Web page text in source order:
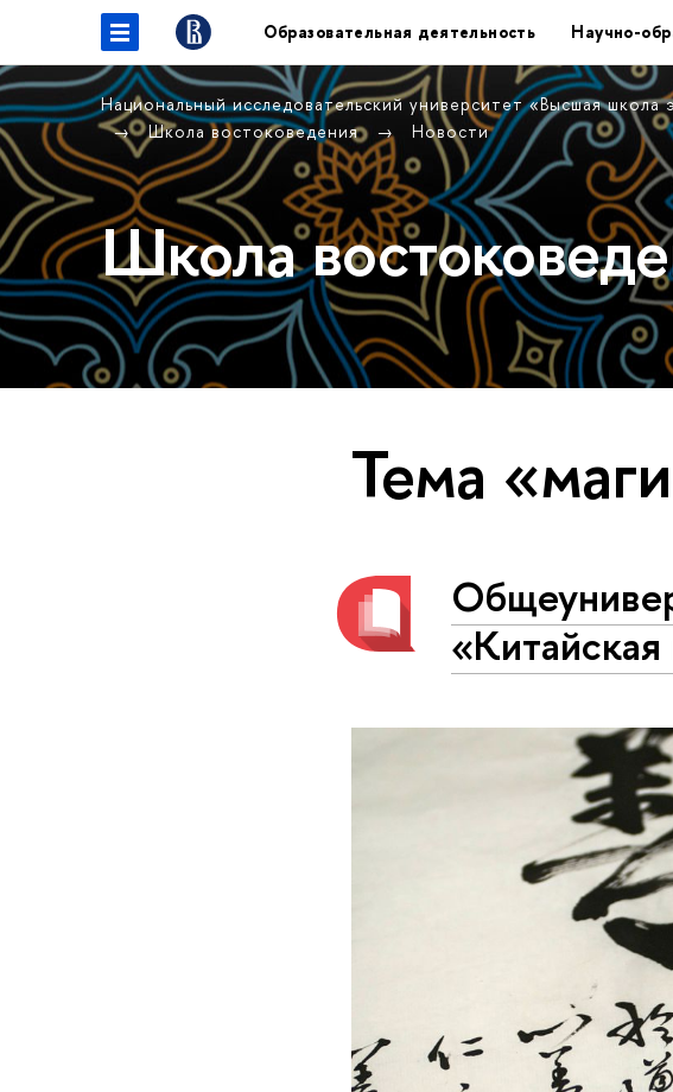
Образовательная деятельность Научно-
Национальный исследовательский университет «Высшая
Школа востоковедения
Новости
Школа
Тема